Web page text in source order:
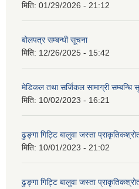
मिति: 01/29/2026 - 21:12
बोलपत्र सम्बन्धी सूचना
मिति: 12/26/2025 - 15:42
मेडिकल तथा सर्जिकल सामाग्री सम्बन्धि
मिति: 10/02/2023 - 16:21
ढुङ्गा गिट्टि बालुवा जस्ता
मिति: 10/01/2023 - 21:02
ढुङ्गा गिट्टि बालुवा जस्ता